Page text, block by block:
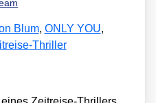
Blum, ONLY YOU,
Thriller